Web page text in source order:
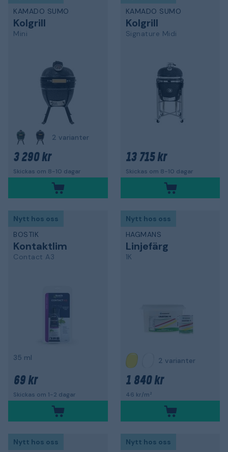
KAMADO SUMO
Kolgrill
Mini
2 varianter
3 290 kr
Skickas om 8-10 dagar
KAMADO SUMO
Kolgrill
Signature Midi
13 715 kr
Skickas om 8-10 dagar
Nytt hos oss
BOSTIK
Kontaktlim
Contact A3
35 ml
69 kr
Skickas om 1-2 dagar
Nytt hos oss
HAGMANS
Linjefärg
1K
2 varianter
1 840 kr
46 kr/m²
Nytt hos oss
Nytt hos oss